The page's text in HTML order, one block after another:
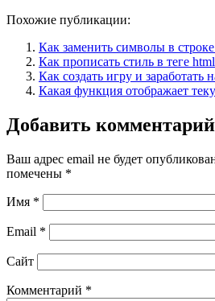
Похожие публикации:
Как заменить символы в
Как прописать стиль в теге html
Как создать игру и заработать
Какая функция отображает
Добавить комментарий
Ваш адрес email не будет
помечены *
Имя *
Email *
Сайт
Комментарий *